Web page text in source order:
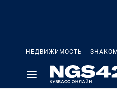
НЕДВИЖИМОСТЬ